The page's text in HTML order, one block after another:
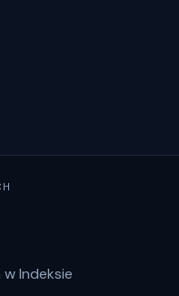
Indeksie